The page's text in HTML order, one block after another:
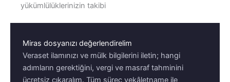
yükümlülüklerinizin takibi
Miras dosyanızı değerlendirelim
Veraset ilamınızı ve mülk bilgilerini iletin; hangi
adımların gerektiğini, vergi ve masraf tahminini
ücretsiz çıkaralım. Tüm süreç vekâletname ile